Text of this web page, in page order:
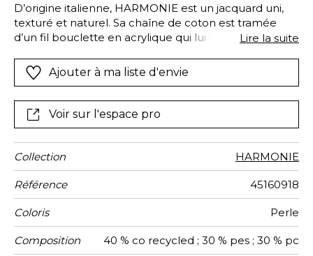
D’origine italienne, HARMONIE est un jacquard uni,
texturé et naturel. Sa chaîne de coton est tramée
d’un fil bouclette en acrylique qui lui confère un
12 teintes, faciles à coordonner.
Lire la suite
Ajouter à ma liste d'envie
Voir sur l'espace pro
Collection HARMONIE
Référence 45160918
Coloris Perle
Composition 40 % co recycled ; 30 % pes ; 30 % pc